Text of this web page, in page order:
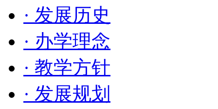
· 发展历史
· 办学理念
· 教学方针
· 发展规划